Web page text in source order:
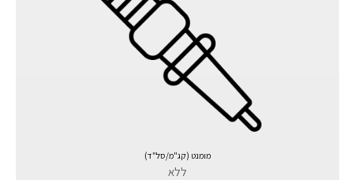
מומנט (קג"מ/סל"ד)
ללא